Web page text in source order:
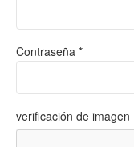
Contraseña *
verificación de imagen